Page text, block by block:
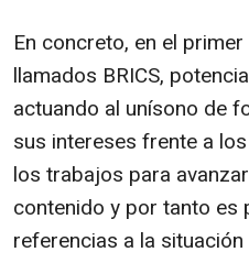
En concreto, en el
llamados BRICS,
actuando al unísono de
sus intereses frente a
los trabajos para
contenido y por tanto es
referencias a la